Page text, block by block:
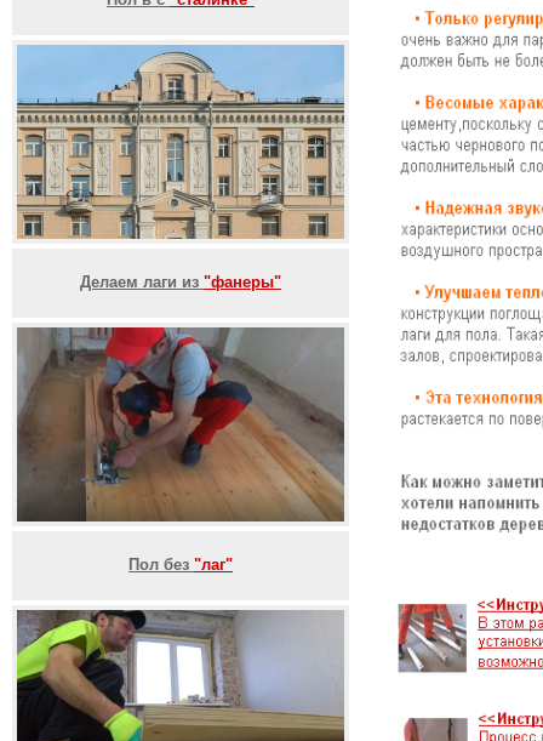
Делаем лаги из "фанеры"
Пол без "лаг"